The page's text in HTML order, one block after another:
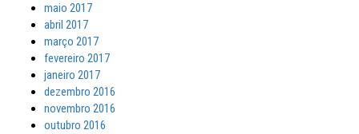
maio 2017
abril 2017
março 2017
fevereiro 2017
janeiro 2017
dezembro 2016
novembro 2016
outubro 2016